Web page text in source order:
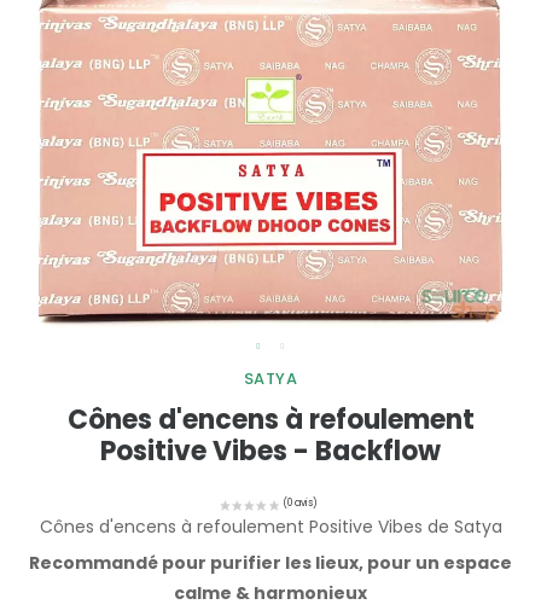
SATYA
Cônes d'encens à refoulement
Positive Vibes - Backflow
Cônes d'encens à refoulement Positive Vibes de Satya
Recommandé pour purifier les lieux, pour un espace
calme & harmonieux